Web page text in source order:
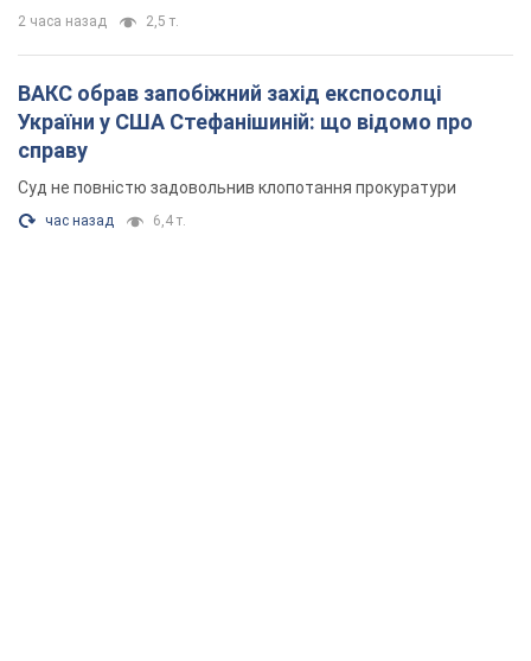
2 часа назад 2,5 т.
ВАКС обрав запобіжний захід експосолці
України у США Стефанішиній: що відомо про
справу
Суд не повністю задовольнив клопотання прокуратури
час назад 6,4 т.